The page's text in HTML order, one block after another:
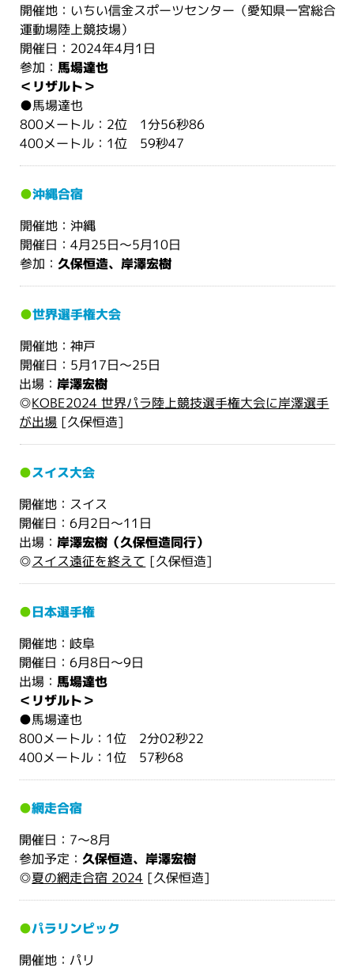
開催地：いちい信金スポーツセンター（愛知県一宮総合
運動場陸上競技場）
開催日：2024年4月1日
参加： 馬場達也
＜リザルト＞
●馬場達也
800メートル：2位 1分56秒86
400メートル：1位 59秒47
●沖縄合宿
開催地：沖縄
開催日：4月25日〜5月10日
参加： 久保恒造、岸澤宏樹
●世界選手権大会
開催地：神戸
開催日：5月17日〜25日
出場：岸澤宏樹
◎KOBE2024 世界パラ陸上競技選手権大会に岸澤選手
が出場 [久保恒造]
●スイス大会
開催地：スイス
開催日：6月2日〜11日
出場：岸澤宏樹（久保恒造同行）
◎スイス遠征を終えて [久保恒造]
●日本選手権
開催地：岐阜
開催日：6月8日〜9日
出場：馬場達也
＜リザルト＞
●馬場達也
800メートル：1位 2分02秒22
400メートル：1位 57秒68
●網走合宿
開催日：7～8月
参加予定：久保恒造、岸澤宏樹
◎夏の網走合宿 2024 [久保恒造]
●パラリンピック
開催地：パリ